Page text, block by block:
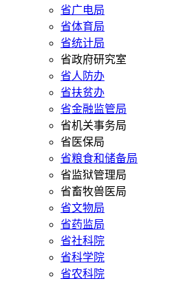
省广电局
省体育局
省统计局
省政府研究室
省人防办
省扶贫办
省金融监管局
省机关事务局
省医保局
省粮食和储备局
省监狱管理局
省畜牧兽医局
省文物局
省药监局
省社科院
省科学院
省农科院